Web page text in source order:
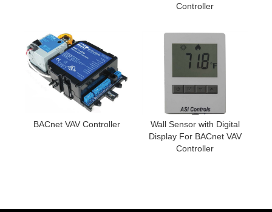
Controller
BACnet VAV Controller
Wall Sensor with Digital
Display For BACnet VAV
Controller